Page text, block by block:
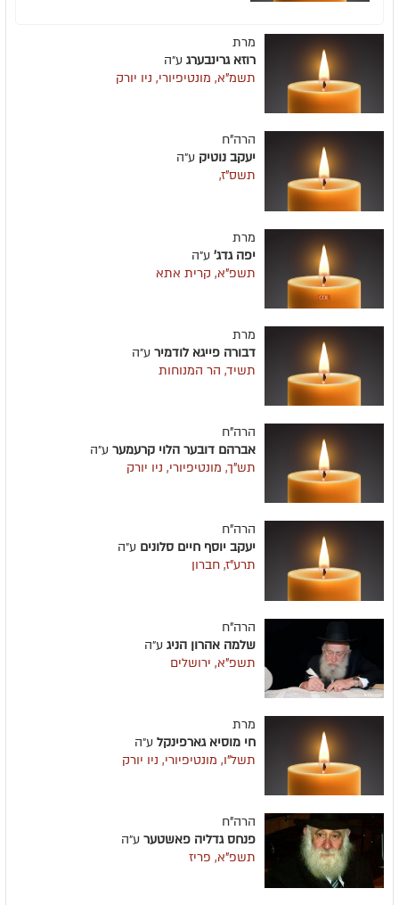
מרת
רוזא גרינבערג ע״ה
תשמ"א, מונטיפיורי, ניו יורק
הרה"ח
יעקב נוטיק ע״ה
תשס"ז,
מרת
יפה גדג' ע״ה
תשפ"א, קרית אתא
מרת
דבורה פייגא לודמיר ע״ה
תשיד, הר המנוחות
הרה"ח
אברהם דובער הלוי קרעמער ע״ה
תש"ך, מונטיפיורי, ניו יורק
הרה"ח
יעקב יוסף חיים סלונים ע״ה
תרע"ז, חברון
הרה"ח
שלמה אהרון הניג ע״ה
תשפ"א, ירושלים
מרת
חי מוסיא גארפינקל ע״ה
תשל"ו, מונטיפיורי, ניו יורק
הרה"ח
פנחס גדליה פאשטער ע״ה
תשפ"א, פריז